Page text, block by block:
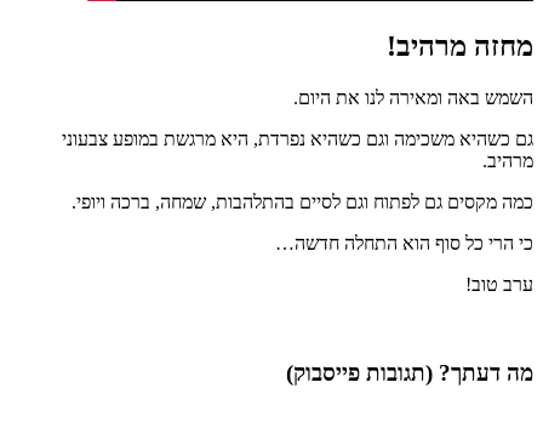
מחזה מרהיב!
השמש באה ומאירה לנו את היום.
גם כשהיא משכימה וגם כשהיא נפרדת, היא מרגשת במופע צבעוני
מרהיב.
כמה מקסים גם לפתוח וגם לסיים בהתלהבות, שמחה, ברכה ויופי.
כי הרי כל סוף הוא התחלה חדשה…
ערב טוב!
מה דעתך? (תגובות פייסבוק)